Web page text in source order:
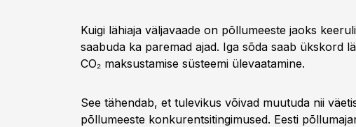
Kuigi lähiaja väljavaade on põllumeeste jaoks
saabuda ka paremad ajad. Iga sõda saab ükskord
CO₂ maksustamise süsteemi ülevaatamine.
See tähendab, et tulevikus võivad muutuda nii
põllumeeste konkurentsitingimused. Eesti